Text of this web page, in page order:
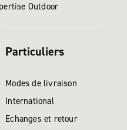
Outdoor
Particuliers
Modes de livraison
International
Echanges et retour